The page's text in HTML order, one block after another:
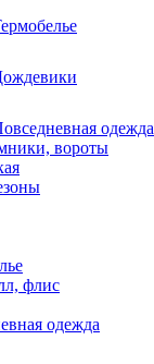
одежда
вороты
флис
одежда